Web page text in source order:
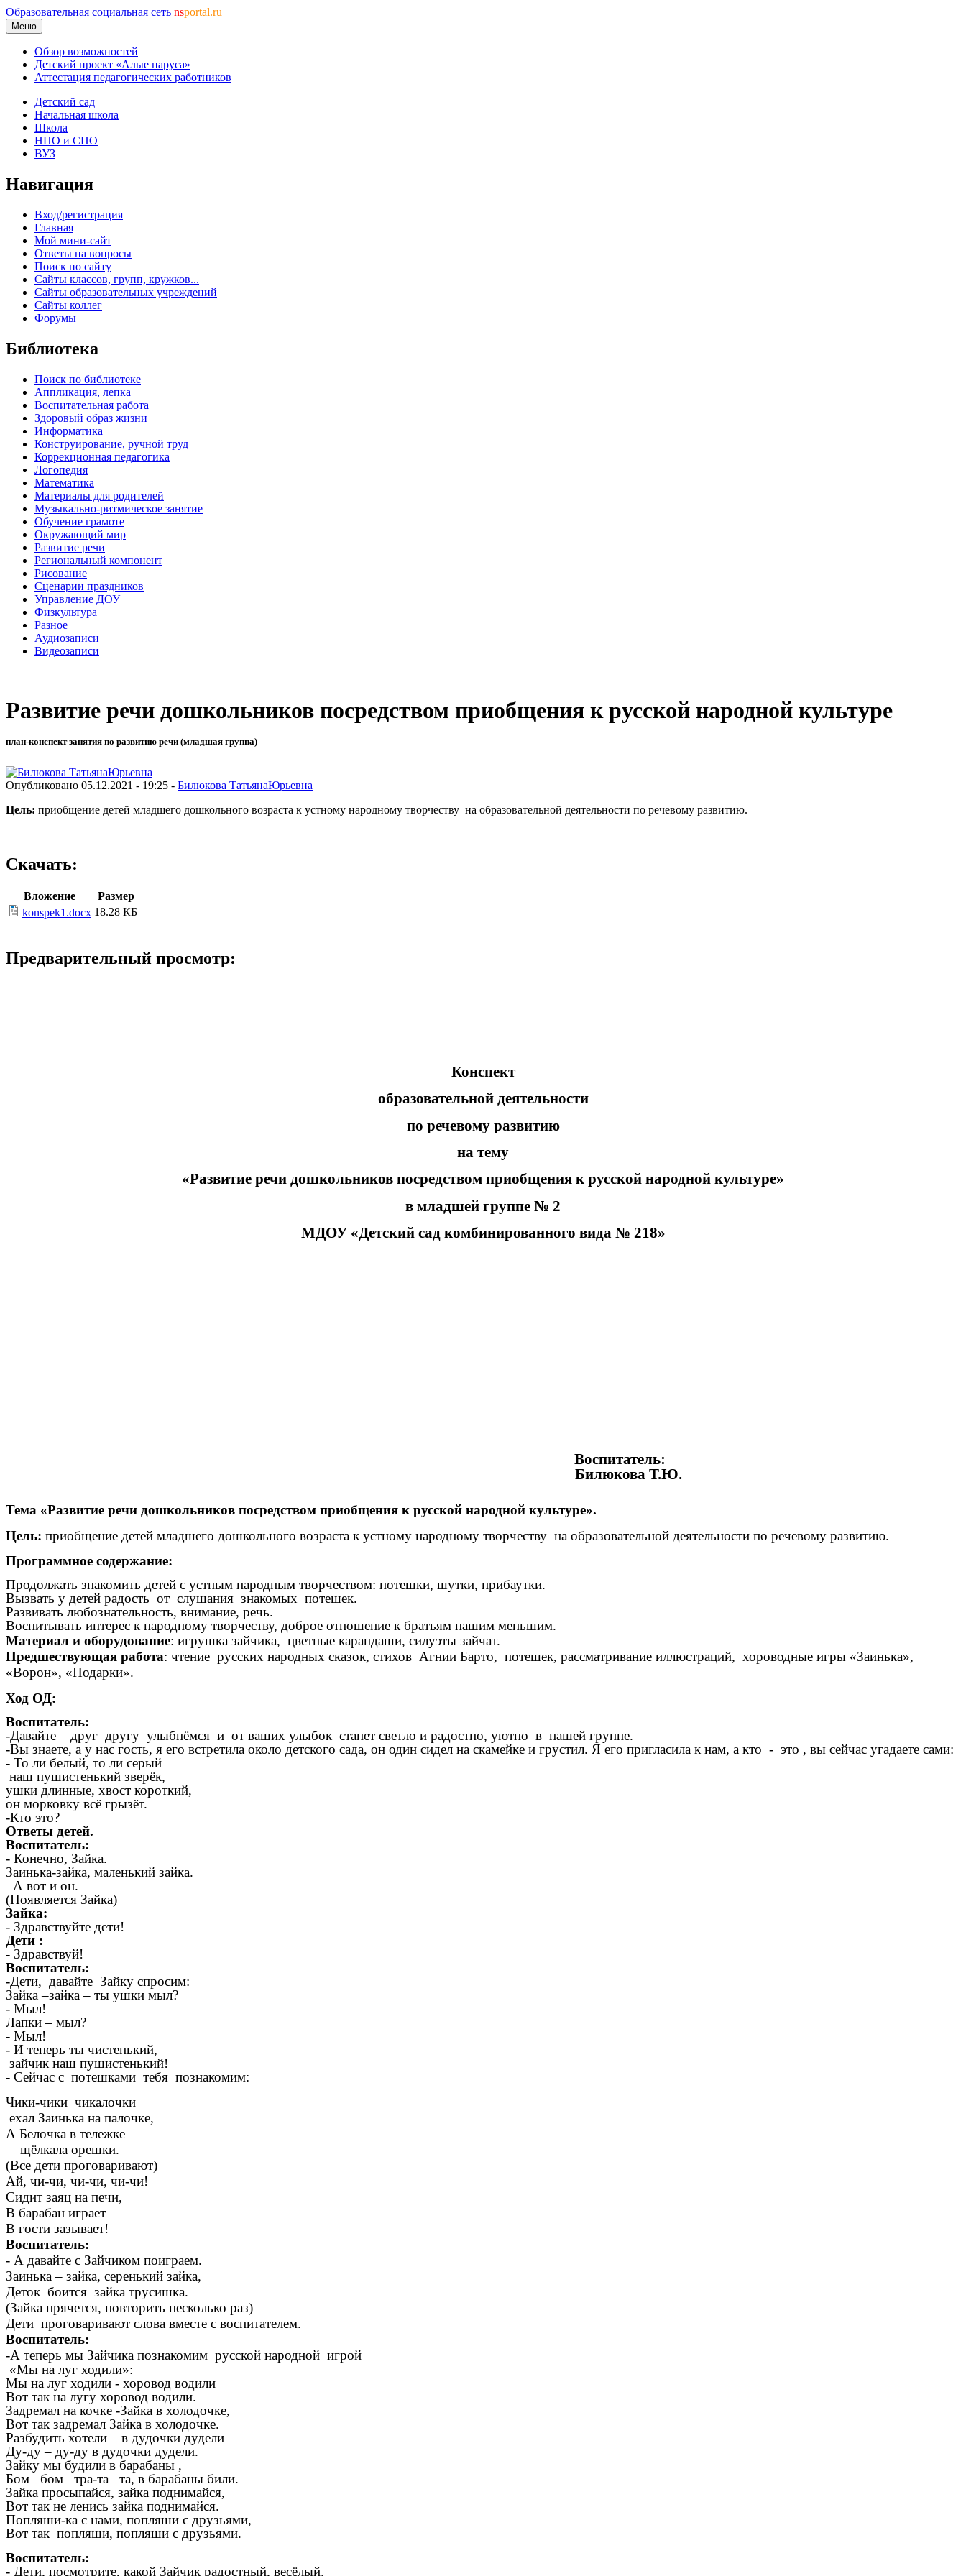
Образовательная социальная сеть nsportal.ru
Меню
Обзор возможностей
Детский проект «Алые паруса»
Аттестация педагогических работников
Детский сад
Начальная школа
Школа
НПО и СПО
ВУЗ
Навигация
Вход/регистрация
Главная
Мой мини-сайт
Ответы на вопросы
Поиск по сайту
Сайты классов, групп, кружков...
Сайты образовательных учреждений
Сайты коллег
Форумы
Библиотека
Поиск по библиотеке
Аппликация, лепка
Воспитательная работа
Здоровый образ жизни
Информатика
Конструирование, ручной труд
Коррекционная педагогика
Логопедия
Математика
Материалы для родителей
Музыкально-ритмическое занятие
Обучение грамоте
Окружающий мир
Развитие речи
Региональный компонент
Рисование
Сценарии праздников
Управление ДОУ
Физкультура
Разное
Аудиозаписи
Видеозаписи
Развитие речи дошкольников посредством приобщения к русской народной культуре
план-конспект занятия по развитию речи (младшая группа)
Опубликовано 05.12.2021 - 19:25 - Билюкова ТатьянаЮрьевна
Цель: приобщение детей младшего дошкольного возраста к устному народному творчеству на образовательной деятельности по речевому развитию.
Скачать:
Вложение
Размер
konspek1.docx 18.28 КБ
Предварительный просмотр:
Конспект
образовательной деятельности
по речевому развитию
на тему
«Развитие речи дошкольников посредством приобщения к русской народной культуре»
в младшей группе № 2
МДОУ «Детский сад комбинированного вида № 218»
Воспитатель:
Билюкова Т.Ю.
Тема «Развитие речи дошкольников посредством приобщения к русской народной культуре».
Цель: приобщение детей младшего дошкольного возраста к устному народному творчеству на образовательной деятельности по речевому развитию.
Программное содержание:
Продолжать знакомить детей с устным народным творчеством: потешки, шутки, прибаутки.
Вызвать у детей радость от слушания знакомых потешек.
Развивать любознательность, внимание, речь.
Воспитывать интерес к народному творчеству, доброе отношение к братьям нашим меньшим.
Материал и оборудование: игрушка зайчика, цветные карандаши, силуэты зайчат.
Предшествующая работа: чтение русских народных сказок, стихов Агнии Барто, потешек, рассматривание иллюстраций, хороводные игры «Заинька»,
«Ворон», «Подарки».
Ход ОД:
Воспитатель:
-Давайте друг другу улыбнёмся и от ваших улыбок станет светло и радостно, уютно в нашей группе.
-Вы знаете, а у нас гость, я его встретила около детского сада, он один сидел на скамейке и грустил. Я его пригласила к нам, а кто - это , вы сейчас угадаете сами:
- То ли белый, то ли серый
наш пушистенький зверёк,
ушки длинные, хвост короткий,
он морковку всё грызёт.
-Кто это?
Ответы детей.
Воспитатель:
- Конечно, Зайка.
Заинька-зайка, маленький зайка.
А вот и он.
(Появляется Зайка)
Зайка:
- Здравствуйте дети!
Дети :
- Здравствуй!
Воспитатель:
-Дети, давайте Зайку спросим:
Зайка –зайка – ты ушки мыл?
- Мыл!
Лапки – мыл?
- Мыл!
- И теперь ты чистенький,
зайчик наш пушистенький!
- Сейчас с потешками тебя познакомим:
Чики-чики чикалочки
ехал Заинька на палочке,
А Белочка в тележке
– щёлкала орешки.
(Все дети проговаривают)
Ай, чи-чи, чи-чи, чи-чи!
Сидит заяц на печи,
В барабан играет
В гости зазывает!
Воспитатель:
- А давайте с Зайчиком поиграем.
Заинька – зайка, серенький зайка,
Деток боится зайка трусишка.
(Зайка прячется, повторить несколько раз)
Дети проговаривают слова вместе с воспитателем.
Воспитатель:
-А теперь мы Зайчика познакомим русской народной игрой
«Мы на луг ходили»:
Мы на луг ходили - хоровод водили
Вот так на лугу хоровод водили.
Задремал на кочке -Зайка в холодочке,
Вот так задремал Зайка в холодочке.
Разбудить хотели – в дудочки дудели
Ду-ду – ду-ду в дудочки дудели.
Зайку мы будили в барабаны ,
Бом –бом –тра-та –та, в барабаны били.
Зайка просыпайся, зайка поднимайся,
Вот так не ленись зайка поднимайся.
Попляши-ка с нами, попляши с друзьями,
Вот так попляши, попляши с друзьями.
Воспитатель:
- Дети, посмотрите, какой Зайчик радостный, весёлый.